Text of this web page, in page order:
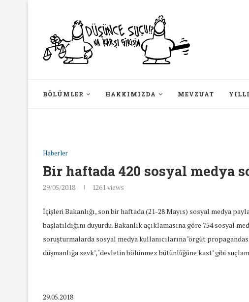
BÖLÜMLER HAKKIMIZDA MEVZUAT
Haberler
Bir haftada 420 sosyal medya
29/05/2018 1261views
İçişleri Bakanlığı, son bir haftada (21-28 Mayıs) sosyal medya
başlatıldığını duyurdu. Bakanlık açıklamasına göre 754 sosyal
soruşturmalarda sosyal medya kullanıcılarına ‘örgüt
düşmanlığa sevk’, ‘devletin bölünmez bütünlüğüne kast’ gibi
29.05.2018